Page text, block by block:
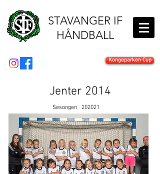
STAVANGER IF
HÅNDBALL
Kongeparken Cup
Jenter 2014
Sesongen 202021